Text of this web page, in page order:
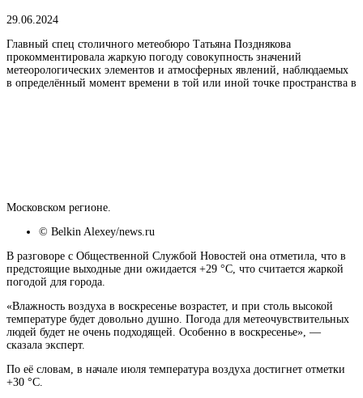
29.06.2024
Главный спец столичного метеобюро Татьяна Позднякова
прокомментировала жаркую погоду совокупность значений
метеорологических элементов и атмосферных явлений, наблюдаемых
в определённый момент времени в той или иной точке пространства в
Московском регионе.
© Belkin Alexey/news.ru
В разговоре с Общественной Службой Новостей она отметила, что в
предстоящие выходные дни ожидается +29 °С, что считается жаркой
погодой для города.
«Влажность воздуха в воскресенье возрастет, и при столь высокой
температуре будет довольно душно. Погода для метеочувствительных
людей будет не очень подходящей. Особенно в воскресенье», —
сказала эксперт.
По её словам, в начале июля температура воздуха достигнет отметки
+30 °С.